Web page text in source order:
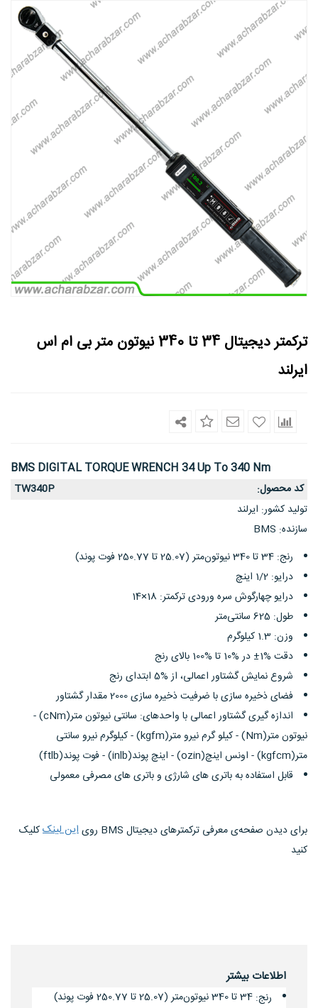
ترکمتر دیجیتال 34 تا 340 نیوتون متر بی ام اس
ایرلند
BMS DIGITAL TORQUE WRENCH 34 Up To 340 Nm
کد محصول:
TW340P
تولید کشور: ایرلند
سازنده:
BMS
رنج: 34 تا 340 نیوتون‌متر (25.07 تا 250.77 فوت پوند)
درایو: 1/2 اینچ
درایو چهارگوش سره‌ ورودی ترکمتر: 18×14
طول: 625 سانتی‌متر
وزن: 1.3 کیلوگرم
دقت %1± در %10 تا %100 بالای رنج
شروع نمایش گشتاور اعمالی، از %5 ابتدای رنج
فضای ذخیره سازی با ضرفیت ذخیره سازی 2000 مقدار گشتاور
اندازه گیری گشتاور اعمالی با واحدهای: سانتی نیوتون متر(cNm) -
نیوتون متر(Nm) - کیلو گرم نیرو متر(kgfm) - کیلوگرم نیرو سانتی
متر(kgfcm) - اونس اینچ(ozin) - اینچ پوند(inlb) - فوت پوند(ftlb)
قابل استفاده به باتری های شارژی و باتری های مصرفی معمولی
برای دیدن صفحه‌ی معرفی ترکمتر‌های دیجیتال BMS روی این لینککلیک
کنید
اطلاعات بیشتر
رنج: 34 تا 340 نیوتون‌متر (25.07 تا 250.77 فوت پوند)